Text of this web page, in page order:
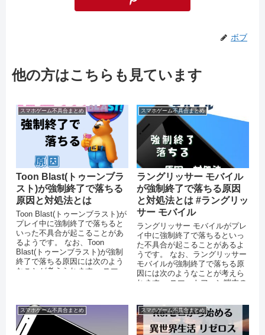
ボブ
他の方はこちらも見ています
スマホゲーム不具合まとめ
Toon Blast(トゥーンブラ
スト)が強制終了で落ちる
原因と対処法とは
Toon Blast(トゥーンブラスト)が
プレイ中に強制終了で落ちると
いった不具合が起こることがあ
るようです。 なお、Toon
Blast(トゥーンブラスト)が強制
終了で落ちる原因には次のよう
なことが考えられます。 スマー
スマホゲーム不具合まとめ
ラングリッサー モバイル
が強制終了で落ちる原因
と対処法とは #ラングリッ
サー モバイル
ラングリッサー モバイルがプレ
イ中に強制終了で落ちるといっ
た不具合が起こることがあるよ
うです。 なお、ラングリッサー
モバイルが強制終了で落ちる原
因には次のようなことが考えら
れます。 スマートフォン端末の
スマホゲーム不具合まとめ スマホゲーム不具合まとめ